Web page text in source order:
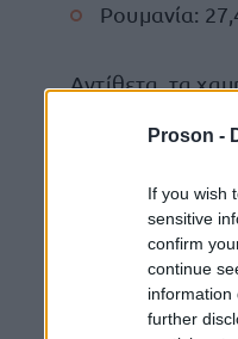
Proson -
If you wish
sensitive
confirm
continue
information
further
Ρουμανία:
Αντίθετα, τα
Πολωνία:
Σλοβενία: